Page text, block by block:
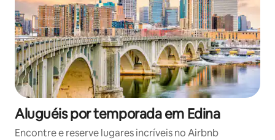
Aluguéis por temporada em Edina
Encontre e reserve lugares incríveis no Airbnb